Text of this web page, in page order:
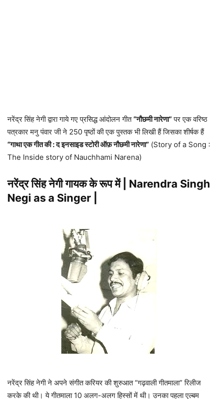
नरेंद्र सिंह नेगी द्वारा गाये गए प्रसिद्ध आंदोलन गीत“नौछमी नारेणा”पर एक वरिष्ठ
पत्रकार मनु पंवार जी ने 250 पृष्ठों की एक पुस्तक भी लिखी हैं जिसका शीर्षक हैं
“गाथा एक गीत की : द इनसाइड स्टोरी ऑफ़ नौछमी नारेणा” (Story of a Song :
The Inside story of Nauchhami Narena)
नरेंद्र सिंह नेगी गायक के रूप में | Narendra Singh
Negi as a Singer |
नरेंद्र सिंह नेगी ने अपने संगीत करियर की शुरुआत “गढ़वाली गीतमाला” रिलीज
करके की थी। ये गीतमाला 10 अलग-अलग हिस्सों में थी। उनका पहला एल्बम